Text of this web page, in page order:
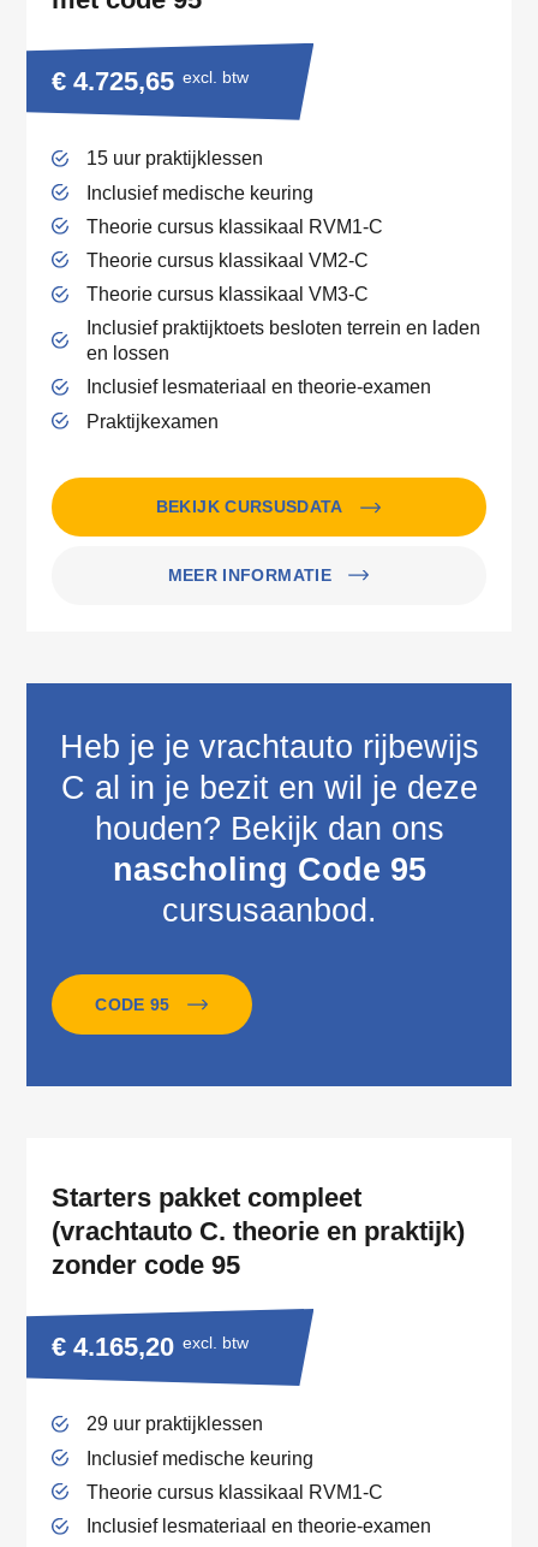
€ 4.725,65 excl. btw
15 uur praktijklessen
Inclusief medische keuring
Theorie cursus klassikaal RVM1-C
Theorie cursus klassikaal VM2-C
Theorie cursus klassikaal VM3-C
Inclusief praktijktoets besloten terrein en laden
en lossen
Inclusief lesmateriaal en theorie-examen
Praktijkexamen
BEKIJK CURSUSDATA
MEER INFORMATIE
Heb je je vrachtauto rijbewijs
C al in je bezit en wil je deze
houden? Bekijk dan ons
nascholing Code 95
cursusaanbod.
CODE 95
Starters pakket compleet
(vrachtauto C. theorie en praktijk)
zonder code 95
€ 4.165,20 excl. btw
29 uur praktijklessen
Inclusief medische keuring
Theorie cursus klassikaal RVM1-C
Inclusief lesmateriaal en theorie-examen